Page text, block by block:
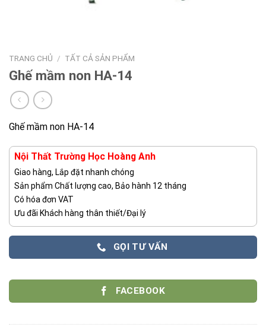
TRANG CHỦ / TẤT CẢ SẢN PHẨM
Ghế mầm non HA-14
Ghế mầm non HA-14
Nội Thất Trường Học Hoàng Anh
Giao hàng, Lắp đặt nhanh chóng
Sản phẩm Chất lượng cao, Bảo hành 12 tháng
Có hóa đơn VAT
Ưu đãi Khách hàng thân thiết/Đại lý
GỌI TƯ VẤN
FACEBOOK